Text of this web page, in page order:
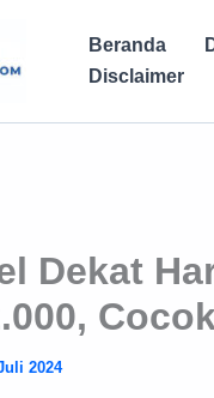
Beranda
Disclaimer
Dekat
2024